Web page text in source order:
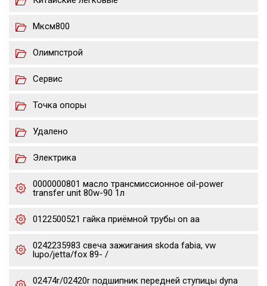
Мксм800
Олимпстрой
Сервис
Точка опоры
Удалено
Электрика
0000000801 масло трансмиссионное oil-power
transfer unit 80w-90 1л
0122500521 гайка приёмной трубы on aa
0242235983 свеча зажигания skoda fabia, vw
lupo/jetta/fox 89- /
02474r/02420r подшипник передней ступицы dyna